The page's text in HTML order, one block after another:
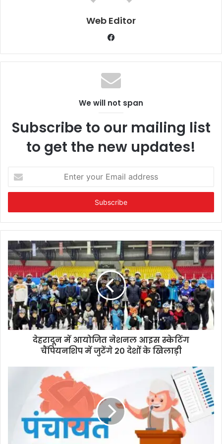
Web Editor
Facebook
We will not span
Subscribe to our mailing list
to get the new updates!
your
Email
देहरादून में आयोजित नेशनल आइस स्केटिंग
चैंपियनशिप में जुटेंगे 20 देशों के खिलाड़ी